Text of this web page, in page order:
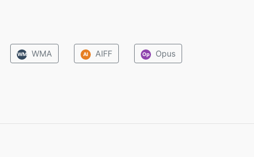
WM WMA AI AIFF Op Opus